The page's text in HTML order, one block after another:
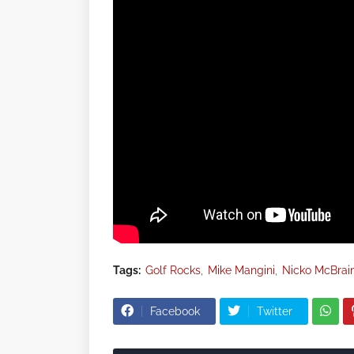
Tags: Golf Rocks Mike Mangini Nicko
Facebook Twitter